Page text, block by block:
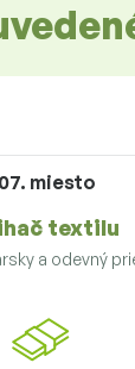
miesto
textilu
a odevný